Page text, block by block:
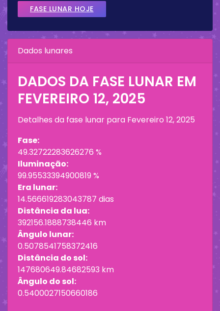
FASE LUNAR HOJE
Dados lunares
DADOS DA FASE LUNAR EM
FEVEREIRO 12, 2025
Detalhes da fase lunar para Fevereiro 12, 2025
Fase:
49.32722283626276 %
Iluminação:
99.95533394900819 %
Era lunar:
14.566619283043787 dias
Distância da lua:
392156.1888738446 km
Ângulo lunar:
0.5078541758372416
Distância do sol:
147680649.84682593 km
Ângulo do sol:
0.5400027150660186